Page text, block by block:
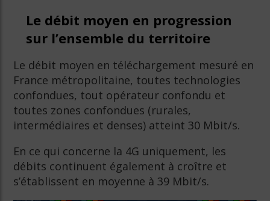
Le débit moyen en progression
sur l’ensemble du territoire
Le débit moyen en téléchargement mesuré en
France métropolitaine, toutes technologies
confondues, tout opérateur confondu et
toutes zones confondues (rurales,
intermédiaires et denses) atteint 30 Mbit/s.
En ce qui concerne la 4G uniquement, les
débits continuent également à croître et
s’établissent en moyenne à 39 Mbit/s.